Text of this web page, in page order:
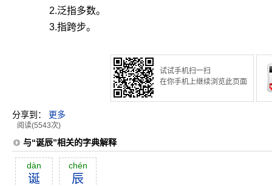
2.泛指多数。
3.指跨步。
试试手机扫一扫
在你手机上继续浏览此页面
分享到： 更多
阅读(5543次)
与“诞辰”相关的字典解释
dàn
诞
chén
辰